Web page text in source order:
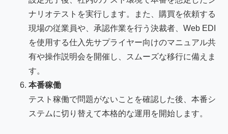
ナリオテストを実行します。また、購買を依頼する
現場の従業員や、承認作業を行う決裁者、Web EDI
を使用する仕入先サプライヤー向けのマニュアル共
有や操作説明会を開催し、スムーズな移行に備えま
す。
本番稼働
テスト稼働で問題がないことを確認した後、本番シ
ステムに切り替えて本格的な運用を開始します。